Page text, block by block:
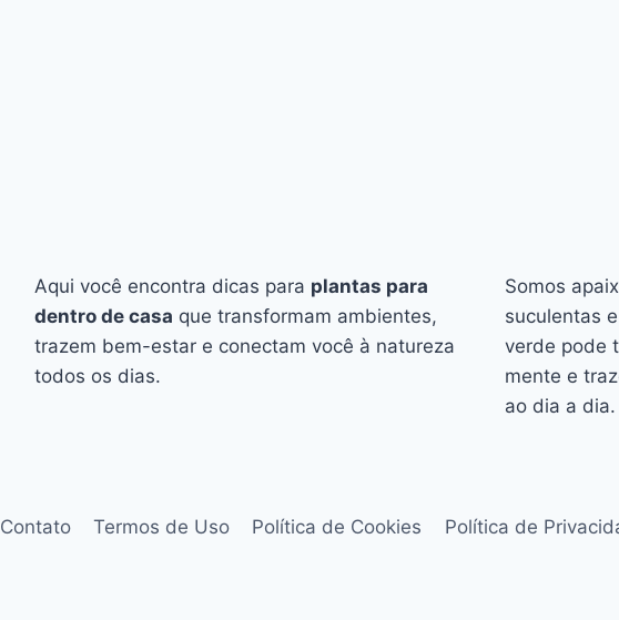
Aqui você encontra dicas para plantas para
dentro de casa que transformam ambientes,
trazem bem-estar e conectam você à natureza
todos os dias.
Somos
suculentas
verde pode
mente e
ao dia a dia.
Contato Termos de Uso Política de Cookies Política de